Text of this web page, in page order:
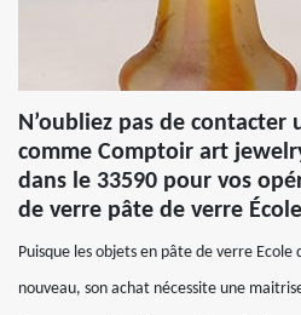
N’oubliez pas de contacter
comme Comptoir art
dans le 33590 pour vos
de verre pâte de verre
Puisque les objets en pâte de verre Ecole
nouveau, son achat nécessite une